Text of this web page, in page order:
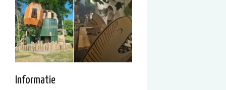
Informatie